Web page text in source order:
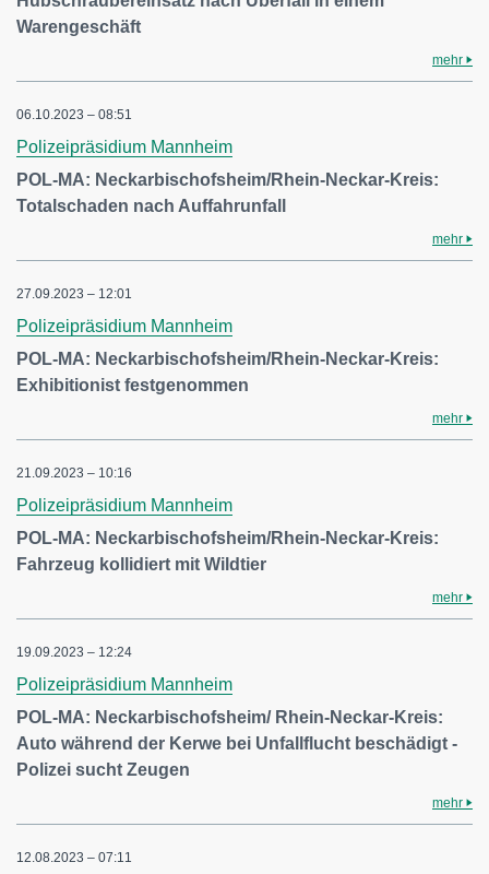
Warengeschäft
mehr
06.10.2023 – 08:51
Polizeipräsidium Mannheim
POL-MA: Neckarbischofsheim/Rhein-Neckar-Kreis:
Totalschaden nach Auffahrunfall
mehr
27.09.2023 – 12:01
Polizeipräsidium Mannheim
POL-MA: Neckarbischofsheim/Rhein-Neckar-Kreis:
Exhibitionist festgenommen
mehr
21.09.2023 – 10:16
Polizeipräsidium Mannheim
POL-MA: Neckarbischofsheim/Rhein-Neckar-Kreis:
Fahrzeug kollidiert mit Wildtier
mehr
19.09.2023 – 12:24
Polizeipräsidium Mannheim
POL-MA: Neckarbischofsheim/ Rhein-Neckar-Kreis:
Auto während der Kerwe bei Unfallflucht beschädigt -
Polizei sucht Zeugen
mehr
12.08.2023 – 07:11